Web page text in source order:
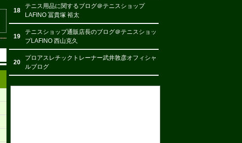
18
テニス用品に関するブログ＠テニスショップ
LAFINO 冨貴塚 裕太
19
テニスショップ通販店長のブログ＠テニスショッ
プLAFINO 西山克久
20
プロアスレチックトレーナー武井敦彦オフィシャ
ルブログ